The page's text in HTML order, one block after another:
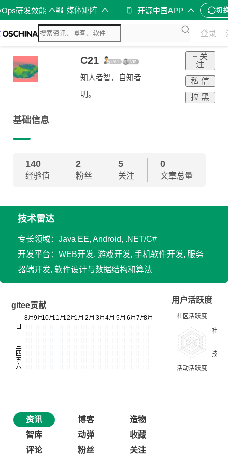
研发效能 媒体矩阵 开源中国APP 切
登录
C21
知人者智，自知者
明。
+ 关
注
私 信
拉 黑
基础信息
140
经验值
2
粉丝
5
关注
0
文章总量
技术雷达
专长领域：Java EE, Android, .NET/C#
开发平台：WEB开发, 游戏开发, 手机软件开发, 服务
器端开发, 软件设计与数据结构和算法
gitee贡献
用户活跃度
资讯 博客
造物
智库
动弹
收藏
评论
粉丝 关注